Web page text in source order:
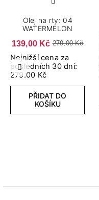
Předchozí
Olej na rty: 04
WATERMELON
139,00 Kč 279,00 Kč
Nejnižší cena za
posledních 30 dní:
279.00 Kč
PŘIDAT DO
KOŠÍKU